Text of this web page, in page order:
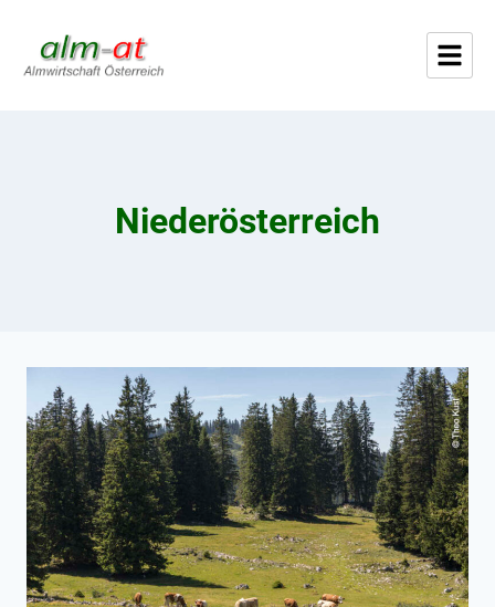
Niederösterreich